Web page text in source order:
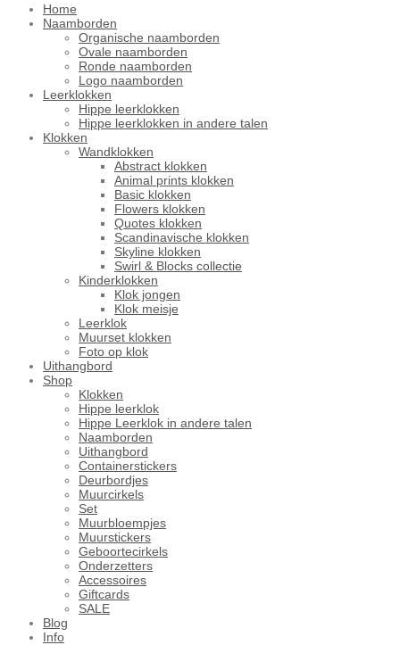
Home
Naamborden
Organische naamborden
Ovale naamborden
Ronde naamborden
Logo naamborden
Leerklokken
Hippe leerklokken
Hippe leerklokken in andere talen
Klokken
Wandklokken
Abstract klokken
Animal prints klokken
Basic klokken
Flowers klokken
Quotes klokken
Scandinavische klokken
Skyline klokken
Swirl & Blocks collectie
Kinderklokken
Klok jongen
Klok meisje
Leerklok
Muurset klokken
Foto op klok
Uithangbord
Shop
Klokken
Hippe leerklok
Hippe Leerklok in andere talen
Naamborden
Uithangbord
Containerstickers
Deurbordjes
Muurcirkels
Set
Muurbloempjes
Muurstickers
Geboortecirkels
Onderzetters
Accessoires
Giftcards
SALE
Blog
Info